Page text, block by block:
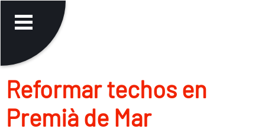
Reformar techos en
Premià de Mar